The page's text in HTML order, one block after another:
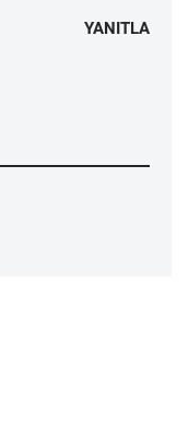
YANITLA